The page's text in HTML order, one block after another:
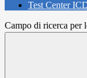
Test Center
Campo di ricerca per